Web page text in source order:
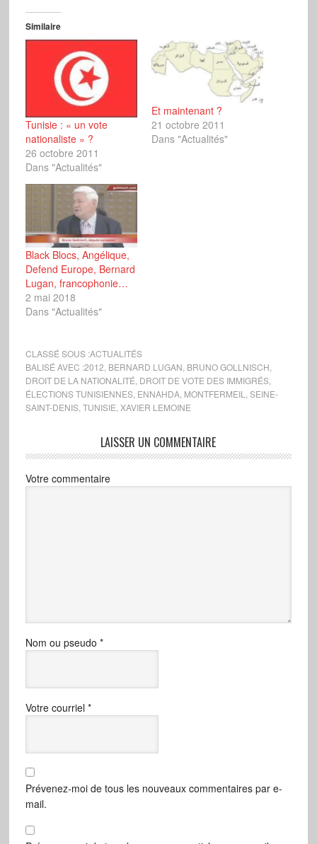
Similaire
Tunisie : « un vote
nationaliste » ?
26 octobre 2011
Dans "Actualités"
Et maintenant ?
21 octobre 2011
Dans "Actualités"
Black Blocs, Angélique,
Defend Europe, Bernard
Lugan, francophonie…
2 mai 2018
Dans "Actualités"
CLASSÉ SOUS :ACTUALITÉS
BALISÉ AVEC :2012 BERNARD LUGAN BRUNO GOLLNISCH
DROIT DE LA NATIONALITÉ DROIT DE VOTE DES IMMIGRÉS,
ÉLECTIONS TUNISIENNES, ENNAHDA, MONTFERMEIL
SEINE-
SAINT-DENIS, TUNISIE XAVIER LEMOINE
LAISSER UN COMMENTAIRE
Votre commentaire
Nom ou pseudo *
Votre courriel *
Prévenez-moi de tous les nouveaux commentaires par e-
mail.